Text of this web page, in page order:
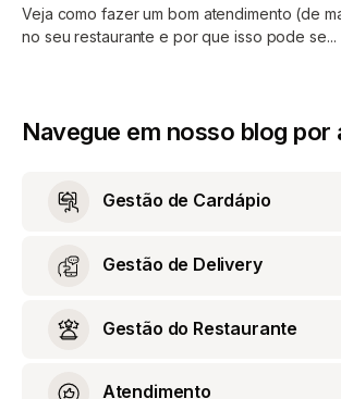
Veja como fazer um bom atendimento (de
no seu restaurante e por que isso pode se...
Navegue em nosso blog por
Gestão de Cardápio
Gestão de Delivery
Gestão do Restaurante
Atendimento